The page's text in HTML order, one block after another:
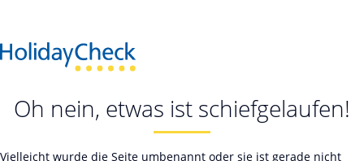
Oh nein, etwas ist schiefgelaufen!
Vielleicht wurde die Seite umbenannt oder sie ist gerade nicht